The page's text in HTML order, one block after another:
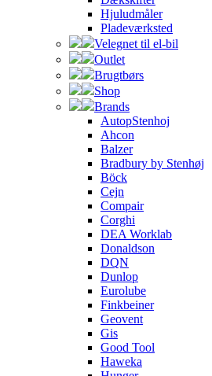
Hjuludmåler
Pladeværksted
Velegnet til el-bil
Outlet
Brugtbørs
Shop
Brands
AutopStenhoj
Ahcon
Balzer
Bradbury by Stenhøj
Böck
Cejn
Compair
Corghi
DEA Worklab
Donaldson
DQN
Dunlop
Eurolube
Finkbeiner
Geovent
Gis
Good Tool
Haweka